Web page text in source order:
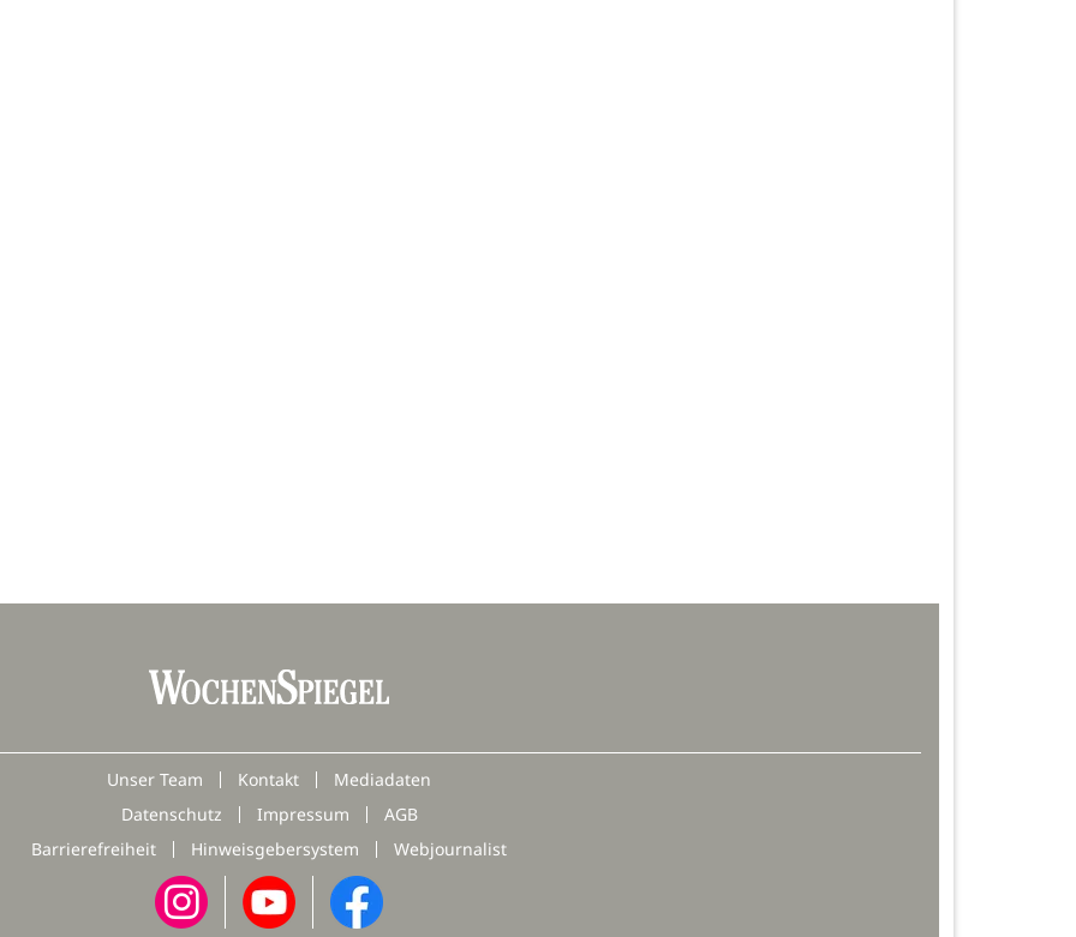
Unser Team Kontakt
Mediadaten
Datenschutz
Impressum
AGB
Barrierefreiheit
Hinweisgebersystem Webjournalist